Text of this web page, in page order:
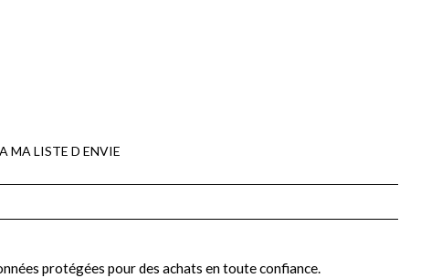
MA LISTE D ENVIE
protégées pour des achats en toute confiance.